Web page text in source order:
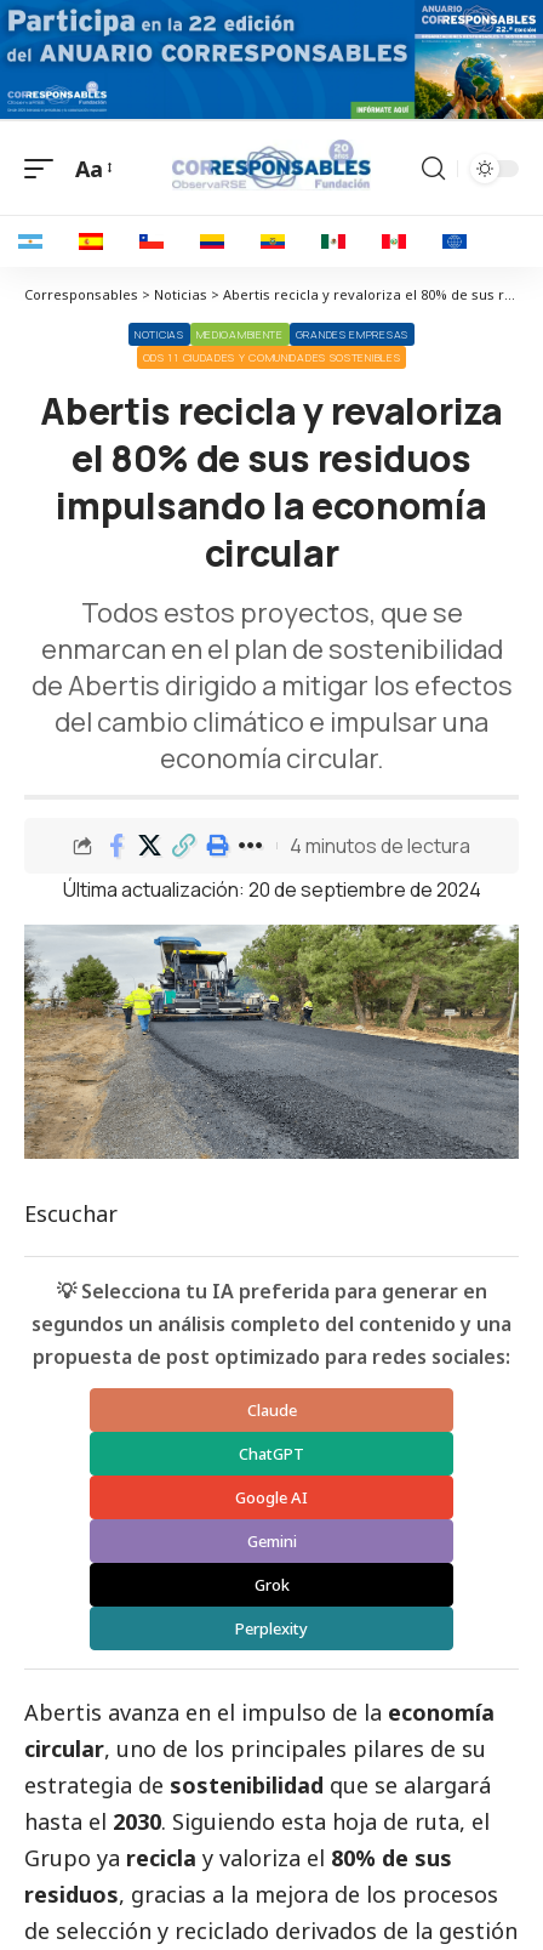
Aa
Corresponsables > Noticias > Abertis recicla y revaloriza el 80% de sus residuos impulsando la economía circular
NOTICIAS MEDIOAMBIENTE
GRANDES EMPRESAS
ODS 11 CIUDADES Y COMUNIDADES SOSTENIBLES
Abertis recicla y revaloriza
el 80% de sus residuos
impulsando la economía
circular
Todos estos proyectos, que se
enmarcan en el plan de sostenibilidad
de Abertis dirigido a mitigar los efectos
del cambio climático e impulsar una
economía circular.
Última actualización: 20 de septiembre de 2024
4 minutos de lectura
Escuchar
💡 Selecciona tu IA preferida para generar en
segundos un análisis completo del contenido y una
propuesta de post optimizado para redes sociales:
Claude
ChatGPT
Google AI
Gemini
Grok
Perplexity
Abertis avanza en el impulso de la economía
circular, uno de los principales pilares de su
estrategia de sostenibilidad que se alargará
hasta el 2030. Siguiendo esta hoja de ruta, el
Grupo ya recicla y valoriza el 80% de sus
residuos, gracias a la mejora de los procesos
de selección y reciclado derivados de la gestión